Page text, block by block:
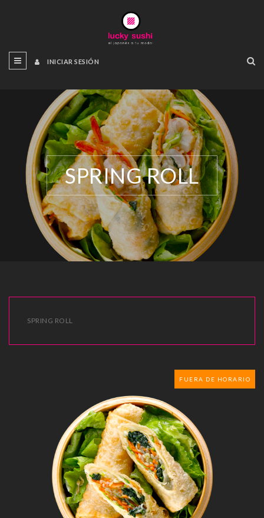
INICIAR SESIÓN
SPRING ROLL
SPRING ROLL
FUERA DE HORARIO